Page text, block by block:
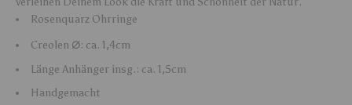
Rosenquarz Ohrringe
Creolen ⌀: ca. 1,4cm
Länge Anhänger insg.: ca. 1,5cm
Handgemacht